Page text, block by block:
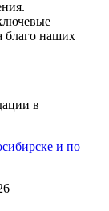
благо наших
в